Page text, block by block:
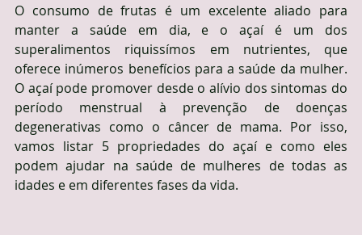
O consumo de frutas é um excelente aliado para
manter a saúde em dia, e o açaí é um dos
superalimentos riquissímos em nutrientes, que
oferece inúmeros benefícios para a saúde da mulher.
O açaí pode promover desde o alívio dos sintomas do
período menstrual à prevenção de doenças
degenerativas como o câncer de mama. Por isso,
vamos listar 5 propriedades do açaí e como eles
podem ajudar na saúde de mulheres de todas as
idades e em diferentes fases da vida.